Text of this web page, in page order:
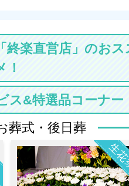
終楽直営店」のおス
！
ス&特選品コーナー
葬式・後日葬
生